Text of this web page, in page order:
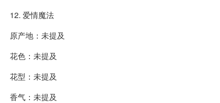
12. 爱情魔法
原产地：未提及
花色：未提及
花型：未提及
香气：未提及